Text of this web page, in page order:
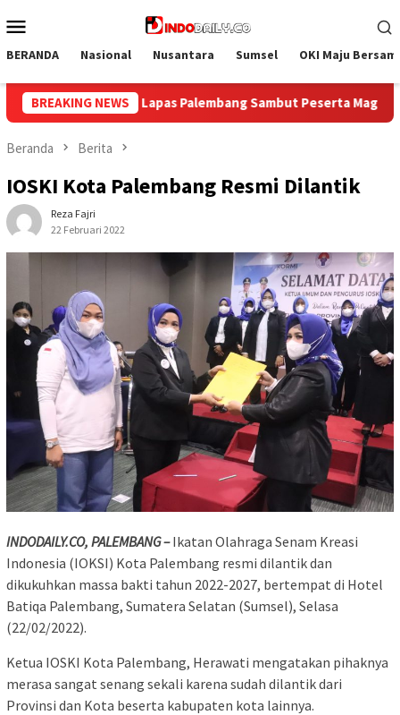
ke
Mobile
BERANDA Nasional Nusantara Sumsel OKI Maju
BREAKING NEWS
Peserta MagangHub Menjaga Tradisi Humanis di
Beranda Berita
IOSKI Kota Palembang Resmi Dilantik
Reza Fajri
22 Februari 2022
INDODAILY.CO, PALEMBANG – Ikatan Olahraga Senam Kreasi
Indonesia (IOKSI) Kota Palembang resmi dilantik dan
dikukuhkan massa bakti tahun 2022-2027, bertempat di Hotel
Batiqa Palembang, Sumatera Selatan (Sumsel), Selasa
(22/02/2022).
Ketua IOSKI Kota Palembang, Herawati mengatakan pihaknya
merasa sangat senang sekali karena sudah dilantik dari
Provinsi dan Kota beserta kabupaten kota lainnya.